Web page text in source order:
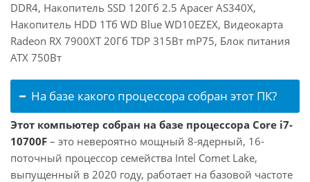
DDR4, Накопитель SSD 120Гб 2.5 Apacer AS340X,
Накопитель HDD 1Тб WD Blue WD10EZEX, Видеокарта
Radeon RX 7900XT 20Гб TDP 315Вт mP75, Блок питания
ATX 750Вт
На базе какого процессора собран этот ПК?
Этот компьютер собран на базе процессора Core i7-
10700F – это невероятно мощный 8-ядерный, 16-
поточный процессор семейства Intel Comet Lake,
выпущенный в 2020 году, работает на базовой частоте